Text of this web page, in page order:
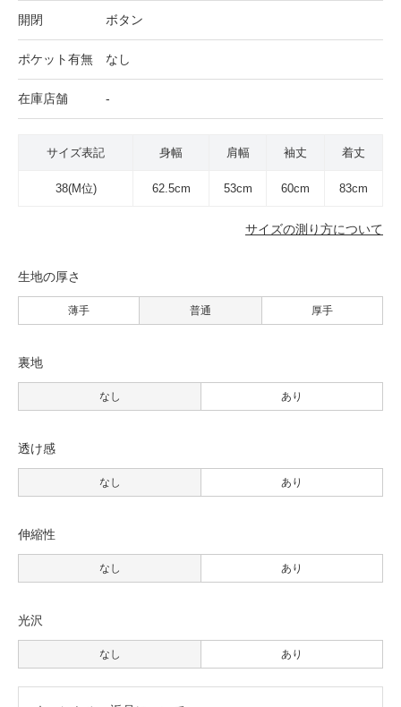
開閉 ボタン
ポケット有無 なし
在庫店舗 -
サイズ表記 身幅 肩幅 袖丈 着丈
38(M位) 62.5cm 53cm 60cm 83cm
サイズの測り方について
生地の厚さ
薄手 普通 厚手
裏地
なし あり
透け感
なし あり
伸縮性
なし あり
光沢
なし あり